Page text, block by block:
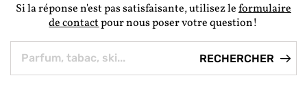
Si la réponse n'est pas satisfaisante, utilisez leformulaire
de contactpour nous poser votre question!